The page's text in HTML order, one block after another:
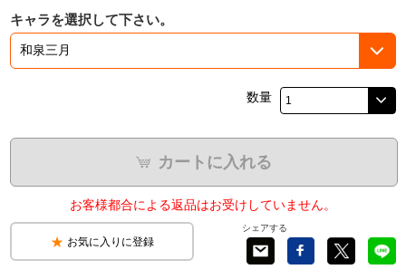
キャラを選択して下さい。
数量
カートに入れる
お客様都合による返品はお受けしていません。
お気に入りに登録
シェアする